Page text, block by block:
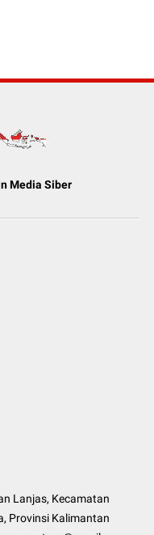
Media Siber
Lanjas, Kecamatan
Provinsi Kalimantan